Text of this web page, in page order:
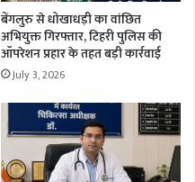
बेंगलुरु से धोखाधड़ी का वांछित
अभियुक्त गिरफ्तार, टिहरी पुलिस की
ऑपरेशन प्रहार के तहत बड़ी कार्रवाई
July 3, 2026